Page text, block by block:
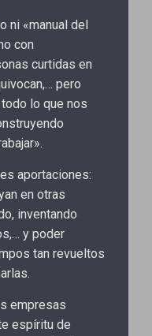
ni «manual del
con
curtidas en
pero
lo que nos
aportaciones:
en otras
inventando
y poder
tan revueltos
empresas
espíritu de